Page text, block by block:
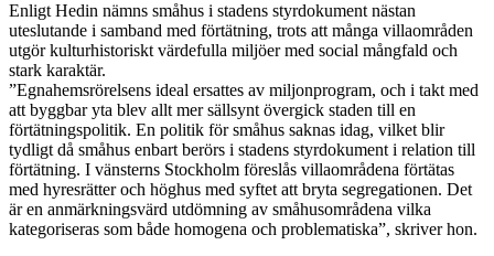
Enligt Hedin nämns småhus i stadens styrdokument nästan
uteslutande i samband med förtätning, trots att många villaområden
utgör kulturhistoriskt värdefulla miljöer med social mångfald och
stark karaktär.
”Egnahemsrörelsens ideal ersattes av miljonprogram, och i takt med
att byggbar yta blev allt mer sällsynt övergick staden till en
förtätningspolitik. En politik för småhus saknas idag, vilket blir
tydligt då småhus enbart berörs i stadens styrdokument i relation till
förtätning. I vänsterns Stockholm föreslås villaområdena förtätas
med hyresrätter och höghus med syftet att bryta segregationen. Det
är en anmärkningsvärd utdömning av småhusområdena vilka
kategoriseras som både homogena och problematiska”, skriver hon.